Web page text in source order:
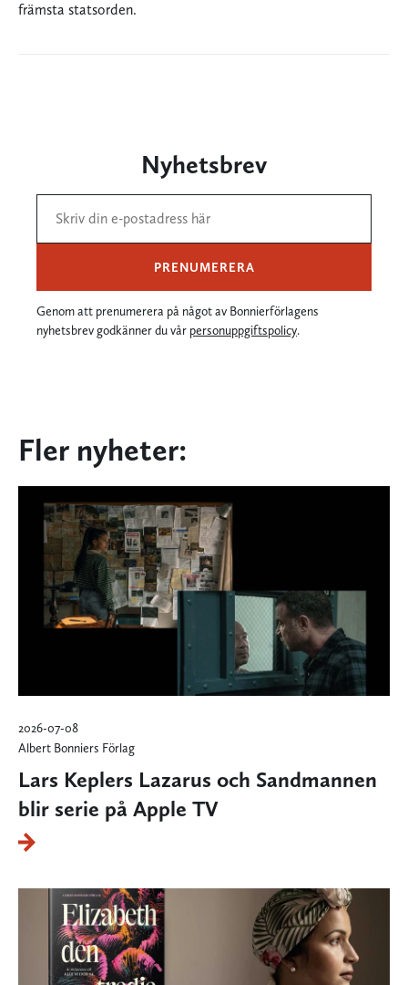
främsta statsorden.
Nyhetsbrev
PRENUMERERA
Genom att prenumerera på något av Bonnierförlagens
nyhetsbrev godkänner du vår personuppgiftspolicy.
Fler nyheter:
2026-07-08
Albert Bonniers Förlag
Lars Keplers Lazarus och Sandmannen
blir serie på Apple TV